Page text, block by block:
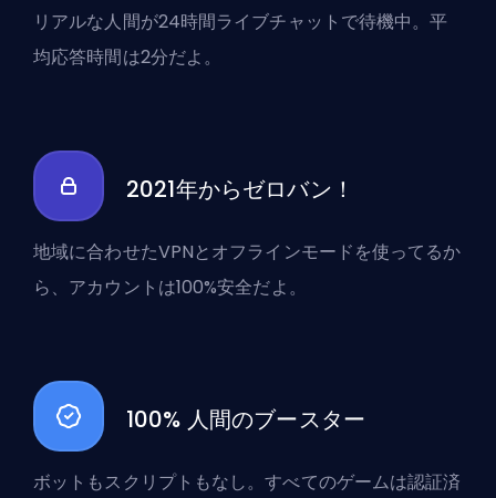
リアルな人間が24時間ライブチャットで待機中。平
均応答時間は2分だよ。
2021年からゼロバン！
地域に合わせたVPNとオフラインモードを使ってるか
ら、アカウントは100%安全だよ。
100% 人間のブースター
ボットもスクリプトもなし。すべてのゲームは認証済